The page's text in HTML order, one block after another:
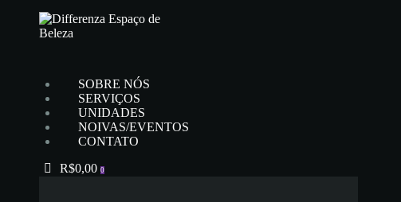
SOBRE NÓS
SERVIÇOS
UNIDADES
NOIVAS/EVENTOS
CONTATO
R$0,00 0